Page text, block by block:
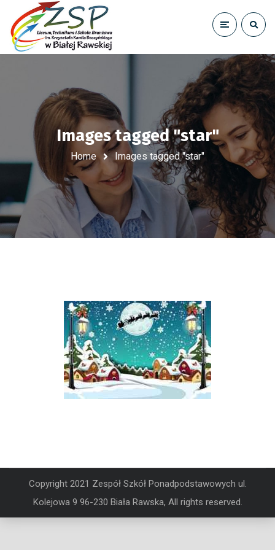
Images tagged "star"
Home Images tagged "star"
Copyright 2021 Zespół Szkół Ponadpodstawowych ul.
Kolejowa 9 96-230 Biała Rawska, All rights reserved.